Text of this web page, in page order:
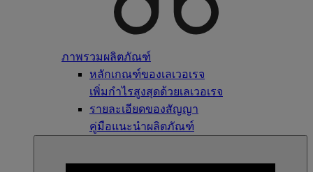
ภาพรวมผลิตภัณฑ์
หลักเกณฑ์ของเลเวอเรจ
เพิ่มกำไรสูงสุดด้วยเลเวอเรจ
รายละเอียดของสัญญา
คู่มือแนะนำผลิตภัณฑ์